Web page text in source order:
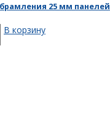
25 мм панелей
В корзину